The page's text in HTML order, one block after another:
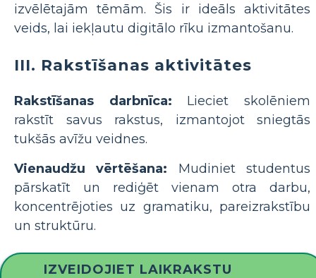
izvēlētajām tēmām. Šis ir ideāls aktivitātes
veids, lai iekļautu digitālo rīku izmantošanu.
III. Rakstīšanas aktivitātes
Rakstīšanas darbnīca: Lieciet skolēniem
rakstīt savus rakstus, izmantojot sniegtās
tukšās avīžu veidnes.
Vienaudžu vērtēšana: Mudiniet studentus
pārskatīt un rediģēt vienam otra darbu,
koncentrējoties uz gramatiku, pareizrakstību
un struktūru.
IZVEIDOJIET LAIKRAKSTU